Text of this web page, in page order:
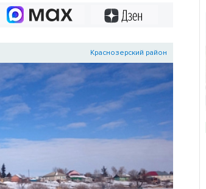
Краснозерский район